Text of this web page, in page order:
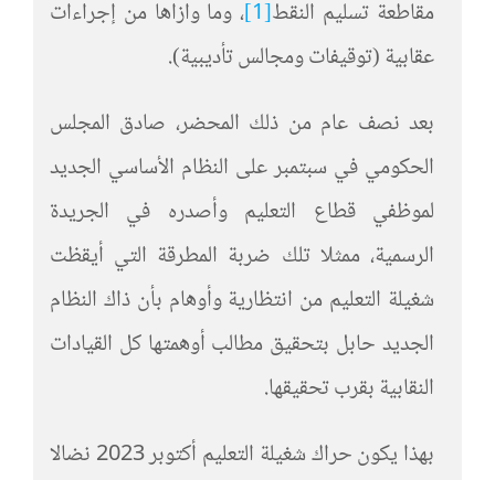
مقاطعة تسليم النقط[1] ، وما وازاها من إجراءات
عقابية (توقيفات ومجالس تأديبية).
بعد نصف عام من ذلك المحضر، صادق المجلس
الحكومي في سبتمبر على النظام الأساسي الجديد
لموظفي قطاع التعليم وأصدره في الجريدة
الرسمية، ممثلا تلك ضربة المطرقة التي أيقظت
شغيلة التعليم من انتظارية وأوهام بأن ذاك النظام
الجديد حابل بتحقيق مطالب أوهمتها كل القيادات
النقابية بقرب تحقيقها.
بهذا يكون حراك شغيلة التعليم أكتوبر 2023 نضالا